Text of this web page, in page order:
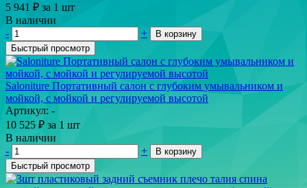
5 941 ₽ за 1 шт
В наличии
-
+
В корзину
Быстрый просмотр
Saloniture Портативный салон с глубоким умывальником и
мойкой, с мойкой и регулируемой высотой
Артикул: -
10 525 ₽ за 1 шт
В наличии
-
+
В корзину
Быстрый просмотр